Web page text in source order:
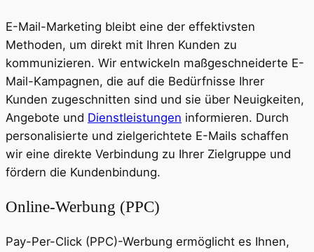
E-Mail-Marketing bleibt eine der effektivsten
Methoden, um direkt mit Ihren Kunden zu
kommunizieren. Wir entwickeln maßgeschneiderte E-
Mail-Kampagnen, die auf die Bedürfnisse Ihrer
Kunden zugeschnitten sind und sie über Neuigkeiten,
Angebote und Dienstleistungen informieren. Durch
personalisierte und zielgerichtete E-Mails schaffen
wir eine direkte Verbindung zu Ihrer Zielgruppe und
fördern die Kundenbindung.
Online-Werbung (PPC)
Pay-Per-Click (PPC)-Werbung ermöglicht es Ihnen,